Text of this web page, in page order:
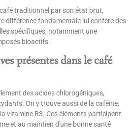
traditionnel par son état brut,
différence fondamentale lui confère des
spécifiques, notamment une
bioactifs.
présentes dans le café
des acides chlorogéniques,
On y trouve aussi de la caféine,
vitamine B3. Ces éléments participent
et au maintien d'une bonne santé